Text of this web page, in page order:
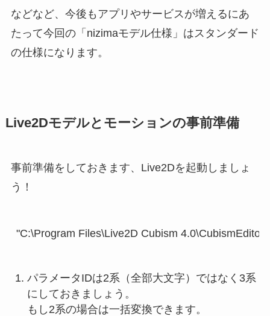
などなど、今後もアプリやサービスが増えるにあ
たって今回の「nizimaモデル仕様」はスタンダード
の仕様になります。
Live2Dモデルとモーションの事前準備
事前準備をしておきます、Live2Dを起動しましょ
う！
パラメータIDは2系（全部大文字）ではなく3系
にしておきましょう。
もし2系の場合は一括変換できます。